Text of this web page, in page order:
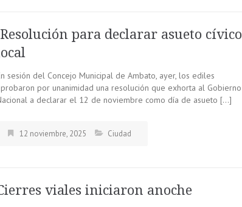
para declarar asueto cívico
sesión del Concejo Municipal de Ambato, ayer, los ediles
por unanimidad una resolución que exhorta al Gobierno
a declarar el 12 de noviembre como día de asueto […]
12 noviembre, 2025 Ciudad
viales iniciaron anoche